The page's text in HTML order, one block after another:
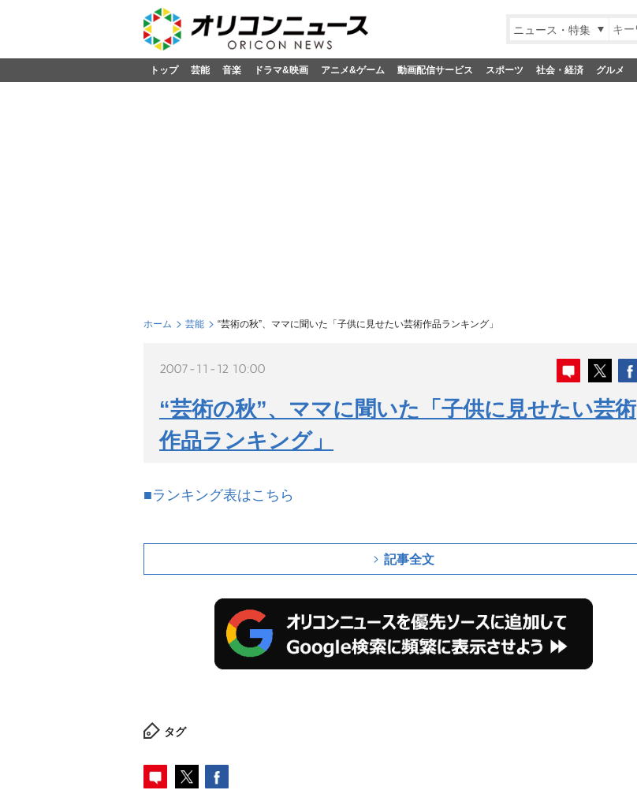
ニュース・特集
トップ 芸能 音楽 ドラマ&映画 アニメ&ゲーム 動画配信サービス スポーツ 社会・経済 グルメ
ホーム 芸能 “芸術の秋”、ママに聞いた「子供に見せたい芸術作品ランキング」
2007-11-12 10:00
“芸術の秋”、ママに聞いた「子供に見せたい芸術
作品ランキング」
■ランキング表はこちら
記事全文
タグ